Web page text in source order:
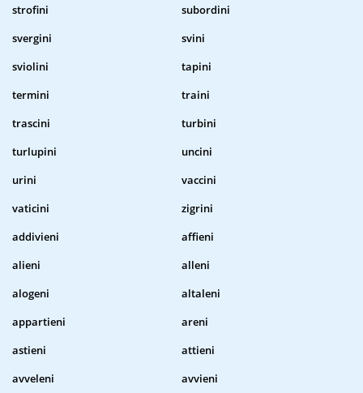
strofini
subordini
svergini
svini
sviolini
tapini
termini
traini
trascini
turbini
turlupini
uncini
urini
vaccini
vaticini
zigrini
addivieni
affieni
alieni
alleni
alogeni
altaleni
appartieni
areni
astieni
attieni
avveleni
avvieni